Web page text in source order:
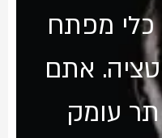
כלי מפתח
אתם
עומק